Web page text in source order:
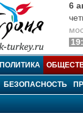
6
ПОЛИТИКА
БЕЗОПАСНОСТЬ